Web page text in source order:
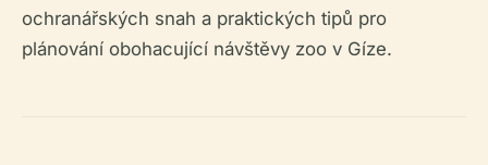
ochranářských snah a praktických tipů pro
plánování obohacující návštěvy zoo v Gíze.